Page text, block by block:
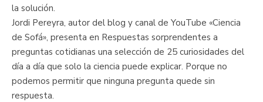
la solución.
Jordi Pereyra, autor del blog y canal de YouTube «Ciencia
de Sofá», presenta en Respuestas sorprendentes a
preguntas cotidianas una selección de 25 curiosidades del
día a día que solo la ciencia puede explicar. Porque no
podemos permitir que ninguna pregunta quede sin
respuesta.